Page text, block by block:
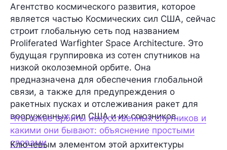
Агентство космического развития, которое
является частью Космических сил США, сейчас
строит глобальную сеть под названием
Proliferated Warfighter Space Architecture. Это
будущая группировка из сотен спутников на
низкой околоземной орбите. Она
предназначена для обеспечения глобальной
связи, а также для предупреждения о
ракетных пусках и отслеживания ракет для
вооруженных сил США и их союзников.
Что такое орбиты искусственных спутников и
какими они бывают: объяснение простыми
словами
Ключевым элементом этой архитектуры